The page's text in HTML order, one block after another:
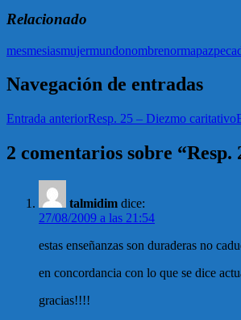
Relacionado
mesmesiasmujermundonombrenormapaz
Navegación de entradas
Entrada anteriorResp. 25 – Diezmo caritativo
2 comentarios sobre “Resp.
talmidim dice:
27/08/2009 a las 21:54
estas enseñanzas son duraderas no
en concordancia con lo que se dice
gracias!!!!